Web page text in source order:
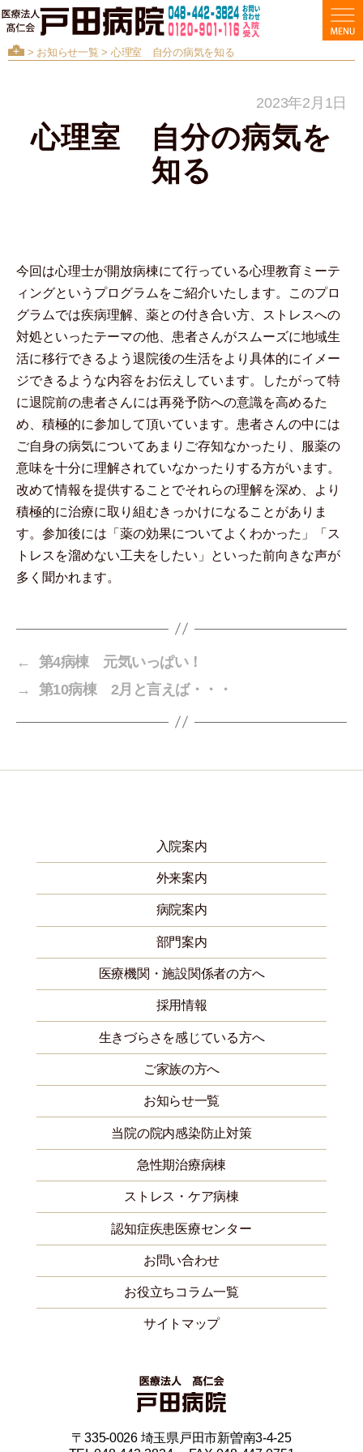
> お知らせ一覧 > 心理室 自分の病気を知る
2023年2月1日
心理室 自分の病気を
知る
今回は心理士が開放病棟にて行っている心理教育ミーテ
ィングというプログラムをご紹介いたします。このプロ
グラムでは疾病理解、薬との付き合い方、ストレスへの
対処といったテーマの他、患者さんがスムーズに地域生
活に移行できるよう退院後の生活をより具体的にイメー
ジできるような内容をお伝えしています。したがって特
に退院前の患者さんには再発予防への意識を高めるた
め、積極的に参加して頂いています。患者さんの中には
ご自身の病気についてあまりご存知なかったり、服薬の
意味を十分に理解されていなかったりする方がいます。
改めて情報を提供することでそれらの理解を深め、より
積極的に治療に取り組むきっかけになることがありま
す。参加後には「薬の効果についてよくわかった」「ス
トレスを溜めない工夫をしたい」といった前向きな声が
多く聞かれます。
←
第4病棟 元気いっぱい！
→
第10病棟 2月と言えば・・・
入院案内
外来案内
病院案内
部門案内
医療機関・施設関係者の方へ
採用情報
生きづらさを感じている方へ
ご家族の方へ
お知らせ一覧
当院の院内感染防止対策
急性期治療病棟
ストレス・ケア病棟
認知症疾患医療センター
お問い合わせ
お役立ちコラム一覧
サイトマップ
〒335-0026 埼玉県戸田市新曽南3-4-25